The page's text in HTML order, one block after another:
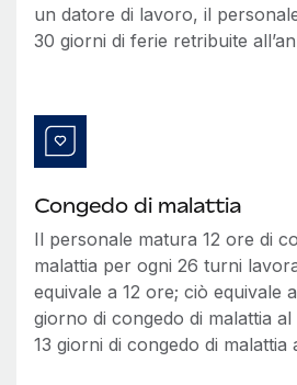
un datore di lavoro, il
30 giorni di ferie retribuite
Congedo di malattia
Il personale matura 12 ore di
malattia per ogni 26 turni
equivale a 12 ore; ciò equivale
giorno di congedo di malattia al
13 giorni di congedo di malattia